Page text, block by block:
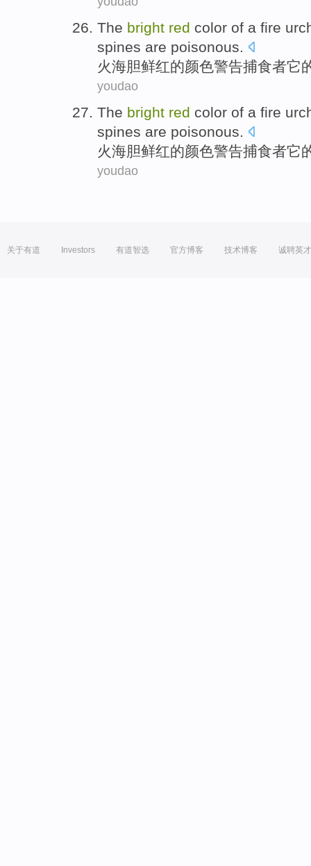
The bright red color of a fire
spines are poisonous.
火海胆鲜红的颜色警告捕食者它
youdao
The bright red color of a fire
spines are poisonous.
火海胆鲜红的颜色警告捕食者它
youdao
关于有道 Investors 有道智选 官方博客 技术博客 诚聘英才